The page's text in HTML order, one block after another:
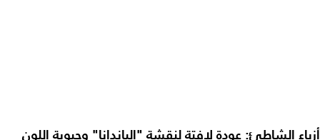
أزياء الشاطئ: عودة لافتة لنقشة "الباندانا" وحيوية اللون